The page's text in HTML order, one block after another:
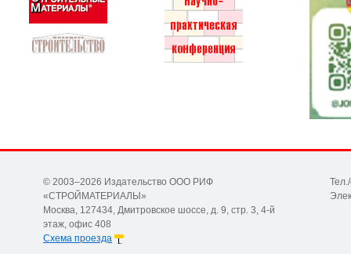
© 2003–2026 Издательство ООО РИФ
«СТРОЙМАТЕРИАЛЫ»
Москва, 127434, Дмитровское шоссе, д. 9, стр. 3, 4-й
этаж, офис 408
Схема проезда